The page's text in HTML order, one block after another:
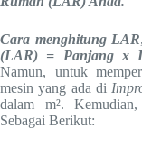
Cara menghitung LAR
(LAR) = Panjang x
Namun, untuk
mesin yang ada di
dalam m².
Sebagai Berikut: